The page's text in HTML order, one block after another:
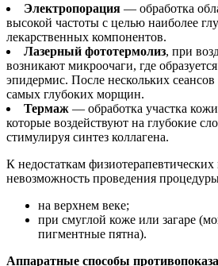
Электропорация — обработка
высокой частоты с целью наиболее
лекарственных компонентов.
Лазерный фототермолиз, при
возникают микроочаги, где
эпидермис. После нескольких сеансов
самых глубоких морщин.
Термаж — обработка участка
которые воздействуют на глубокие
стимулируя синтез коллагена.
К недостаткам
невозможность проведения
на верхнем веке;
при смуглой коже или загаре
пигментные пятна).
Аппаратные способы